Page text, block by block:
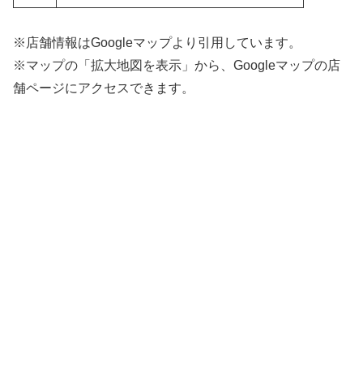
※店舗情報はGoogleマップより引用しています。
※マップの「拡大地図を表示」から、Googleマップの店
舗ページにアクセスできます。